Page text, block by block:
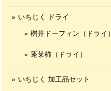
いちじく ドライ
桝井ドーフィン（ドライ）
蓬莱柿（ドライ）
いちじく 加工品セット